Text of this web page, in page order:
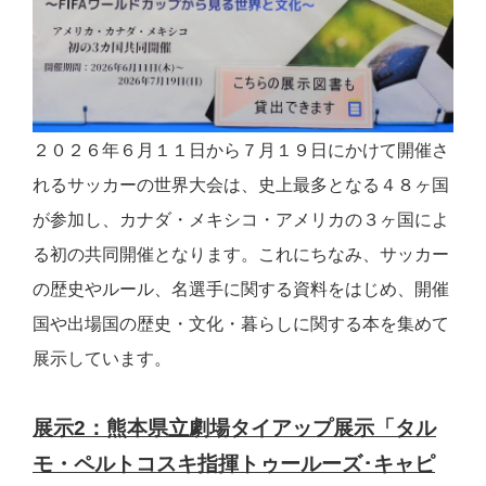
２０２６年６月１１日から７月１９日にかけて開催さ
れるサッカーの世界大会は、史上最多となる４８ヶ国
が参加し、カナダ・メキシコ・アメリカの３ヶ国によ
る初の共同開催となります。これにちなみ、サッカー
の歴史やルール、名選手に関する資料をはじめ、開催
国や出場国の歴史・文化・暮らしに関する本を集めて
展示しています。
展示2：熊本県立劇場タイアップ展示「タル
モ・ペルトコスキ指揮トゥールーズ･キャピ